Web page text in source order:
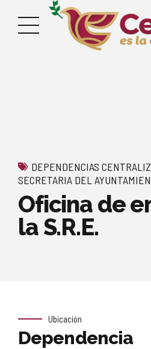
DEPENDENCIAS
SECRETARIA DEL
Oficina de
la S.R.E.
Ubicación
Dependencia